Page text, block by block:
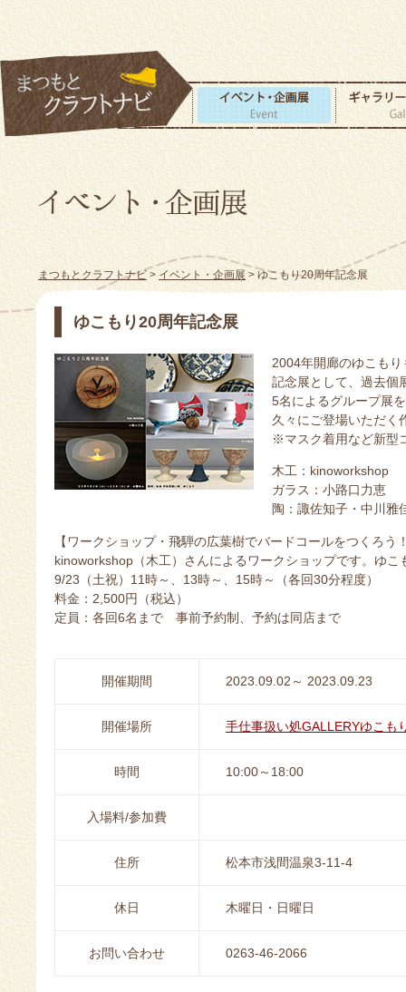
まつもとクラフトナビ>イベント・企画展> ゆこもり20周年記念展
ゆこもり20周年記念展
2004年開廊のゆこも
記念展として、過去個
5名によるグループ展
久々にご登場いただく
※マスク着用など新型
木工：kinoworkshop
ガラス：小路口力恵
陶：諏佐知子・中川雅
【ワークショップ・飛騨の広葉樹でバードコールをつくろう
kinoworkshop（木工）さんによるワークショップです。ゆ
9/23（土祝）11時～、13時～、15時～（各回30分程度）
料金：2,500円（税込）
定員：各回6名まで 事前予約制、予約は同店まで
開催期間 2023.09.02～ 2023.09.23
開催場所 手仕事扱い処GALLERYゆこも
時間 10:00～18:00
入場料/参加費
住所 松本市浅間温泉3-11-4
休日 木曜日・日曜日
お問い合わせ 0263-46-2066